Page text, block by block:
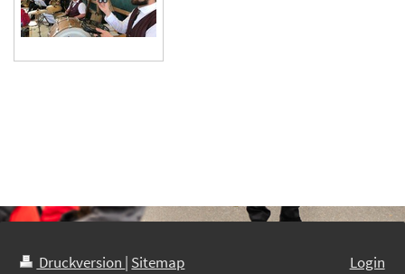
Druckversion | Sitemap
Login